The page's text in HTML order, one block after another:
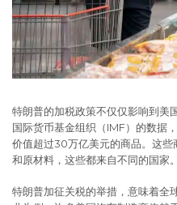
特朗普的加税政策不仅仅影响到美
国际货币基金组织（IMF）的数据
价值超过30万亿美元的商品。这
和原材料，这些都来自不同的国家。
特朗普加征关税的举措，意味着全